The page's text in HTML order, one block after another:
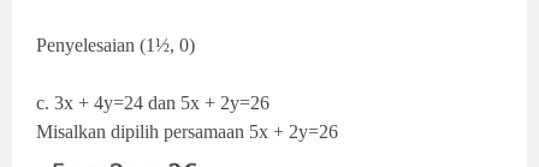
Penyelesaian (1½, 0)
c. 3x + 4y=24 dan 5x + 2y=26
Misalkan dipilih persamaan 5x + 2y=26